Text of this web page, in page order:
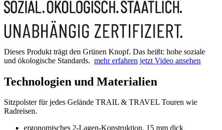
Dieses Produkt trägt den Grünen Knopf. Das heißt: hohe soziale
und ökologische Standards. mehr erfahren jetzt Video ansehen
Technologien und Materialien
Sitzpolster für jedes Gelände TRAIL & TRAVEL Touren wie
Radreisen.
ergonomisches 2-Lagen-Konstruktion, 15 mm dick